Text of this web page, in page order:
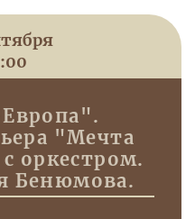
"Мечта
оркестром.
Бенюмова.